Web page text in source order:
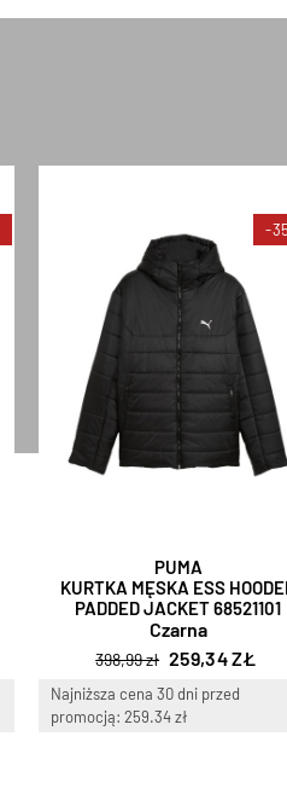
-
PUMA
KURTKA MĘSKA ESS
PADDED JACKET 68521101
Czarna
398,99 zł 259,34 ZŁ
Najniższa cena 30 dni przed
promocją: 259.34 zł